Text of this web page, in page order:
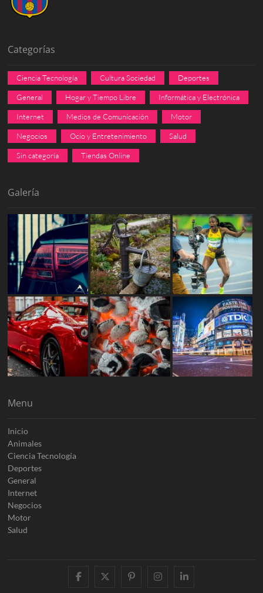
Categorías
Ciencia Tecnología Cultura Sociedad Deportes
General Hogar y Tiempo Libre Informática y Electrónica
Internet Medios de Comunicación Motor
Negocios Ocio y Entretenimiento Salud
Sin categoría Tiendas Online
Galería
Menu
Inicio
Animales
Ciencia Tecnología
Deportes
General
Internet
Negocios
Motor
Salud
facebooktwitter
pinterestinstagram
linkedin